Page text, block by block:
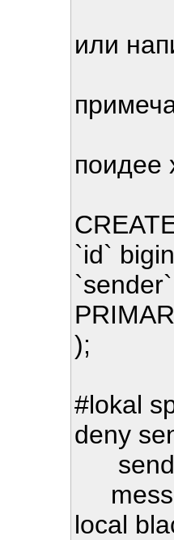
или
поидее
`id`
);
#lokal
deny
local